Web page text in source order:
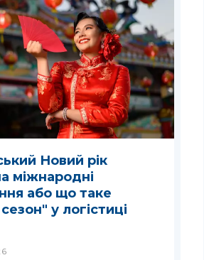
Новий рік
міжнародні
або що таке
у логістиці